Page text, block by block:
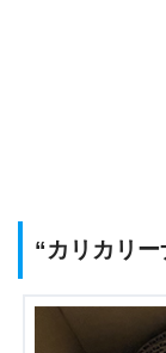
“カリカリ